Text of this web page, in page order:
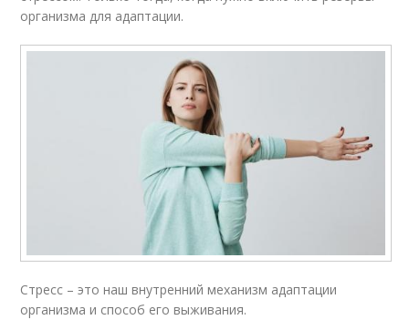
организма для адаптации.
Стресс – это наш внутренний механизм адаптации
организма и способ его выживания.